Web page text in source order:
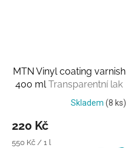
MTN Vinyl coating varnish
400 mlTransparentní lak
Skladem (8 ks)
220 Kč
Měrná
550 Kč / 1 l